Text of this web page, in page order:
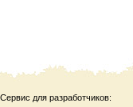
Сервис для разработчиков: